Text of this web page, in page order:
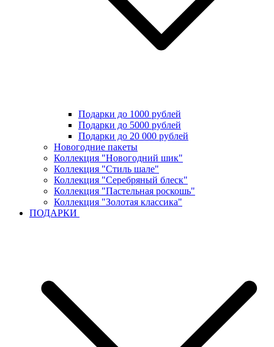
Подарки до 1000 рублей
Подарки до 5000 рублей
Подарки до 20 000 рублей
Новогодние пакеты
Коллекция "Новогодний шик"
Коллекция "Стиль шале"
Коллекция "Серебряный блеск"
Коллекция "Пастельная роскошь"
Коллекция "Золотая классика"
ПОДАРКИ